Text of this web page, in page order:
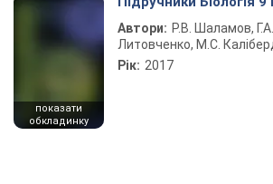
показати
обкладинку
Автори: Р.В. Шаламов,
Литовченко, М.С.
Рік: 2017